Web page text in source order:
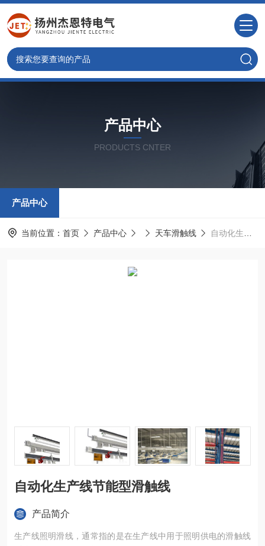
产品中心
PRODUCTS CNTER
产品中心
当前位置： 首页 产品中心 天车滑触线 自动化生产线节能型滑触线
自动化生产线节能型滑触线
产品简介
生产线照明滑线，通常指的是在生产线中用于照明供电的滑触线